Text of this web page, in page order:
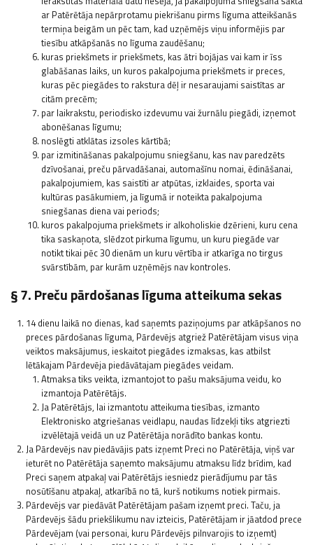
ar Patērētāja nepārprotamu piekrišanu pirms līguma atteikšanās
termiņa beigām un pēc tam, kad uzņēmējs viņu informējis par
tiesību atkāpšanās no līguma zaudēšanu;
kuras priekšmets ir priekšmets, kas ātri bojājas vai kam ir īss
glabāšanas laiks, un kuros pakalpojuma priekšmets ir preces,
kuras pēc piegādes to rakstura dēļ ir nesaraujami saistītas ar
citām precēm;
par laikrakstu, periodisko izdevumu vai žurnālu piegādi, izņemot
abonēšanas līgumu;
noslēgti atklātas izsoles kārtībā;
par izmitināšanas pakalpojumu sniegšanu, kas nav paredzēts
dzīvošanai, preču pārvadāšanai, automašīnu nomai, ēdināšanai,
pakalpojumiem, kas saistīti ar atpūtas, izklaides, sporta vai
kultūras pasākumiem, ja līgumā ir noteikta pakalpojuma
sniegšanas diena vai periods;
kuros pakalpojuma priekšmets ir alkoholiskie dzērieni, kuru cena
tika saskaņota, slēdzot pirkuma līgumu, un kuru piegāde var
notikt tikai pēc 30 dienām un kuru vērtība ir atkarīga no tirgus
svārstībām, par kurām uzņēmējs nav kontroles.
§ 7. Preču pārdošanas līguma atteikuma sekas
14 dienu laikā no dienas, kad saņemts paziņojums par atkāpšanos no
preces pārdošanas līguma, Pārdevējs atgriež Patērētājam visus viņa
veiktos maksājumus, ieskaitot piegādes izmaksas, kas atbilst
lētākajam Pārdevēja piedāvātajam piegādes veidam.
Atmaksa tiks veikta, izmantojot to pašu maksājuma veidu, ko
izmantoja Patērētājs.
Ja Patērētājs, lai izmantotu atteikuma tiesības, izmanto
Elektronisko atgriešanas veidlapu, naudas līdzekļi tiks atgriezti
izvēlētajā veidā un uz Patērētāja norādīto bankas kontu.
Ja Pārdevējs nav piedāvājis pats izņemt Preci no Patērētāja, viņš var
ieturēt no Patērētāja saņemto maksājumu atmaksu līdz brīdim, kad
Preci saņem atpakaļ vai Patērētājs iesniedz pierādījumu par tās
nosūtīšanu atpakaļ, atkarībā no tā, kurš notikums notiek pirmais.
Pārdevējs var piedāvāt Patērētājam pašam izņemt preci. Taču, ja
Pārdevējs šādu priekšlikumu nav izteicis, Patērētājam ir jāatdod prece
Pārdevējam (vai personai, kuru Pārdevējs pilnvarojis to izņemt)